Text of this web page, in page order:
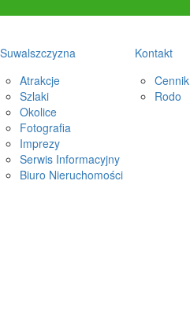
Suwalszczyzna
Atrakcje
Szlaki
Okolice
Fotografia
Imprezy
Serwis Informacyjny
Biuro Nieruchomości
Kontakt
Cennik
Rodo